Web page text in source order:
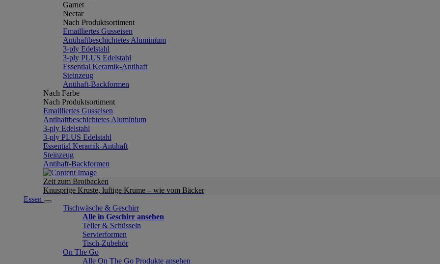
Garnet
Nectar
Nach Produktsortiment
Emailliertes Gusseisen
Antihaftbeschichtetes Aluminium
3-ply Edelstahl
3-ply PLUS Edelstahl
Essential Keramik-Antihaft
Steinzeug
Antihaft-Backformen
Nach Farbe
Nach Produktsortiment
Emailliertes Gusseisen
Antihaftbeschichtetes Aluminium
3-ply Edelstahl
3-ply PLUS Edelstahl
Essential Keramik-Antihaft
Steinzeug
Antihaft-Backformen
Zeit zum Brotbacken
Knusprige Kruste, luftige Krume – wie vom Bäcker
Essen
Tischwäsche & Geschirr
Alle in Geschirr ansehen
Teller & Schüsseln
Servierformen
Tisch-Zubehör
On The Go
Alle On The Go Produkte ansehen